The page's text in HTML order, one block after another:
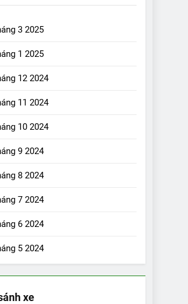
3 2025
1 2025
12 2024
11 2024
10 2024
9 2024
8 2024
7 2024
6 2024
5 2024
xe
Đánh giá nhanh